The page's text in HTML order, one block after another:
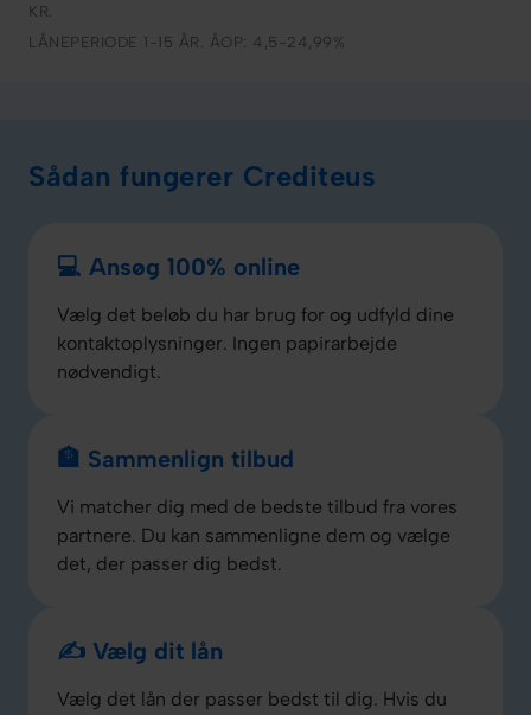
KR.
LÅNEPERIODE 1-15 ÅR. ÅOP: 4,5-24,99%
Sådan fungerer Crediteus
💻 Ansøg 100% online
Vælg det beløb du har brug for og udfyld dine
kontaktoplysninger. Ingen papirarbejde
nødvendigt.
🏦 Sammenlign tilbud
Vi matcher dig med de bedste tilbud fra vores
partnere. Du kan sammenligne dem og vælge
det, der passer dig bedst.
✍️ Vælg dit lån
Vælg det lån der passer bedst til dig. Hvis du